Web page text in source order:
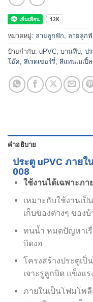
หมวดหมู่: ลายลูกฟัก, ลายลูก
ป้ายกำกับ: uPVC, บานทึบ, ป
โอ๊ค, สีเรดเชอร์รี่, สีแทนเมเปิ้ล
คำอธิบาย
ประตู uPVC ภาย
008
ใช้งานได้เฉพาะภา
เหมาะกับใช้งานเ
เก็บของต่างๆ ของ
ทนน้ำ หมดปัญหาเรื่
บิดงอ
โครงสร้างประตูเป็
เจาะรูลูกบิด แข็งแ
ภายในเป็นโฟมโพ